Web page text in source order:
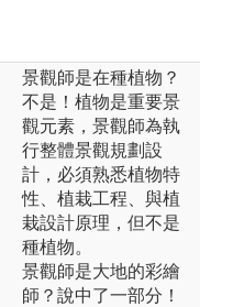
景觀師是在種植物？
不是！植物是重要景
觀元素，景觀師為執
行整體景觀規劃設
計，必須熟悉植物特
性、植栽工程、與植
栽設計原理，但不是
種植物。
景觀師是大地的彩繪
師？說中了一部分！